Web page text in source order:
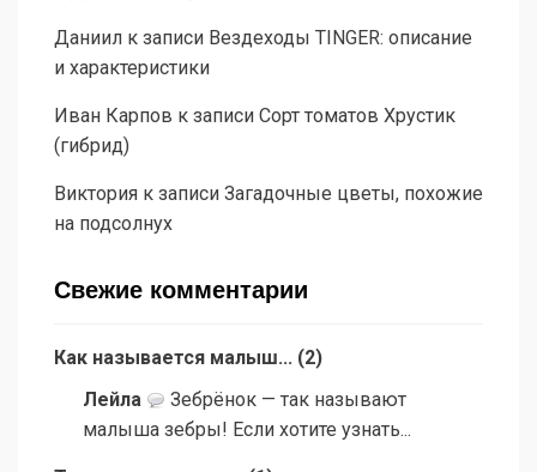
Даниил к записи Вездеходы TINGER: описание
и характеристики
Иван Карпов к записи Сорт томатов Хрустик
(гибрид)
Виктория к записи Загадочные цветы, похожие
на подсолнух
Свежие комментарии
Как называется малыш... (2)
Лейла
Зебрёнок — так называют
малыша зебры! Если хотите узнать...